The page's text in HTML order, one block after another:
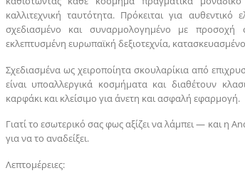
καλλιτεχνική ταυτότητα. Πρόκειται για αυθεντικό
σχεδιασμένο και συναρμολογημένο με προσοχή
εκλεπτυσμένη ευρωπαϊκή δεξιοτεχνία,
Σχεδιασμένα ως χειροποίητα σκουλαρίκια από
είναι υποαλλεργικά κοσμήματα και διαθέτουν
καρφάκι και κλείσιμο για άνετη και ασφαλή εφαρμογή.
Γιατί το εσωτερικό σας φως αξίζει να λάμπει — και η
για να το αναδείξει.
Λεπτομέρειες: